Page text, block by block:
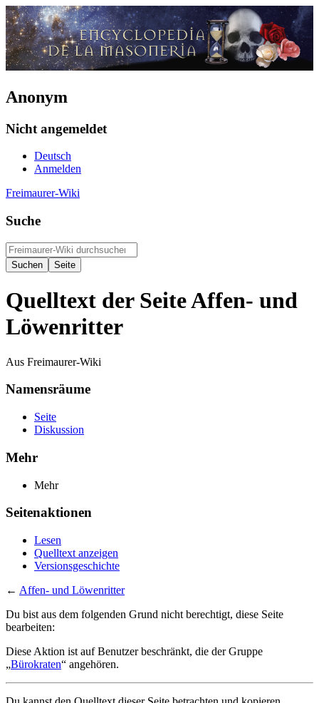
Anonym
Nicht angemeldet
Deutsch
Anmelden
Freimaurer-Wiki
Suche
Quelltext der Seite Affen- und
Löwenritter
Aus Freimaurer-Wiki
Namensräume
Seite
Diskussion
Mehr
Mehr
Seitenaktionen
Lesen
Quelltext anzeigen
Versionsgeschichte
← Affen- und Löwenritter
Du bist aus dem folgenden Grund nicht berechtigt, diese Seite
bearbeiten:
Diese Aktion ist auf Benutzer beschränkt, die der Gruppe
„Bürokraten“ angehören.